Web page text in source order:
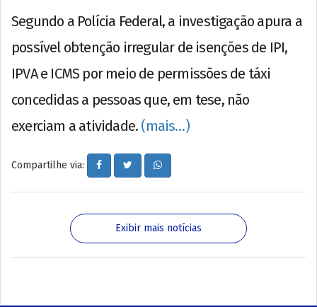
Segundo a Polícia Federal, a investigação apura a
possível obtenção irregular de isenções de IPI,
IPVA e ICMS por meio de permissões de táxi
concedidas a pessoas que, em tese, não
exerciam a atividade. (mais…)
Compartilhe via:
Exibir mais notícias